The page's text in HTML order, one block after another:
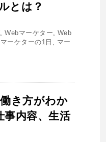
とは？
,Webマーケター, Web
マーケターの1日 , マー
き方がわか
事内容、生活